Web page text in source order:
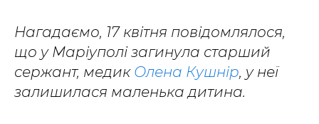
Нагадаємо, 17 квітня повідомлялося,
що у Маріуполі загинула старший
сержант, медик Олена Кушнір, у неї
залишилася маленька дитина.